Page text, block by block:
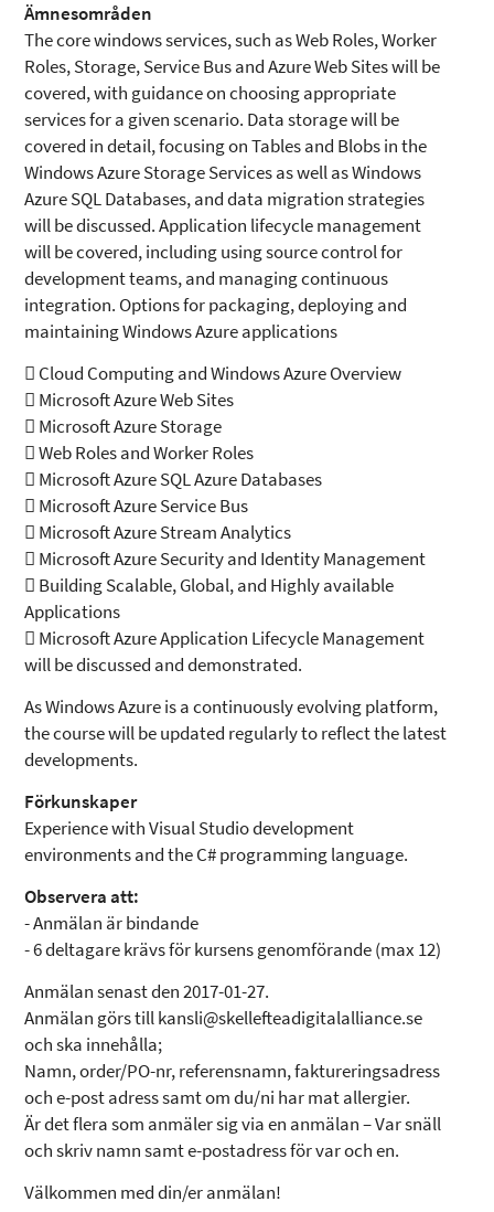
Ämnesområden
The core windows services, such as Web Roles, Worker
Roles, Storage, Service Bus and Azure Web Sites will be
covered, with guidance on choosing appropriate
services for a given scenario. Data storage will be
covered in detail, focusing on Tables and Blobs in the
Windows Azure Storage Services as well as Windows
Azure SQL Databases, and data migration strategies
will be discussed. Application lifecycle management
will be covered, including using source control for
development teams, and managing continuous
integration. Options for packaging, deploying and
maintaining Windows Azure applications
 Cloud Computing and Windows Azure Overview
 Microsoft Azure Web Sites
 Microsoft Azure Storage
 Web Roles and Worker Roles
 Microsoft Azure SQL Azure Databases
 Microsoft Azure Service Bus
 Microsoft Azure Stream Analytics
 Microsoft Azure Security and Identity Management
 Building Scalable, Global, and Highly available
Applications
 Microsoft Azure Application Lifecycle Management
will be discussed and demonstrated.
As Windows Azure is a continuously evolving platform,
the course will be updated regularly to reflect the latest
developments.
Förkunskaper
Experience with Visual Studio development
environments and the C# programming language.
Observera att:
- Anmälan är bindande
- 6 deltagare krävs för kursens genomförande (max 12)
Anmälan senast den 2017-01-27.
Anmälan görs till kansli@skellefteadigitalalliance.se
och ska innehålla;
Namn, order/PO-nr, referensnamn, faktureringsadress
och e-post adress samt om du/ni har mat allergier.
Är det flera som anmäler sig via en anmälan – Var snäll
och skriv namn samt e-postadress för var och en.
Välkommen med din/er anmälan!